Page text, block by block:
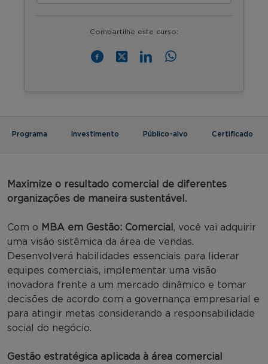
Compartilhe este curso:
Programa Investimento Público-alvo Certificado
Maximize o resultado comercial de diferentes
organizações de maneira sustentável.
Com o MBA em Gestão: Comercial , você vai adquirir
uma visão sistêmica da área de vendas.
Desenvolverá habilidades essenciais para liderar
equipes comerciais, implementar uma visão
inovadora frente a um mercado dinâmico e tomar
decisões de acordo com a governança empresarial e
para atingir metas considerando a responsabilidade
social do negócio.
Gestão estratégica aplicada à área comercial